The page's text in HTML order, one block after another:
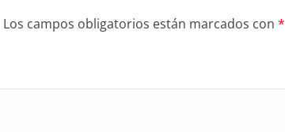
Los campos obligatorios están marcados con *